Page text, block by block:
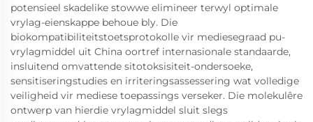
potensieel skadelike stowwe elimineer terwyl optimale
vrylag-eienskappe behoue bly. Die
biokompatibiliteitstoetsprotokolle vir mediesegraad pu-
vrylagmiddel uit China oortref internasionale standaarde,
insluitend omvattende sitotoksisiteit-ondersoeke,
sensitiseringstudies en irriteringsassessering wat volledige
veiligheid vir mediese toepassings verseker. Die molekulêre
ontwerp van hierdie vrylagmiddel sluit slegs